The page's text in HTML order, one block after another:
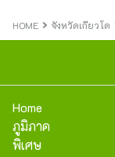
HOME จังหวัดเกียวโต
Home
ภูมิภาค
พิเศษ